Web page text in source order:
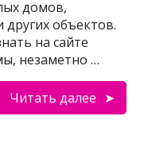
домов,
объектов.
на сайте
незаметно …
Читать далее